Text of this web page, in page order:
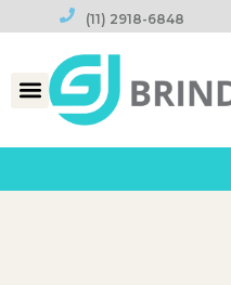
(11) 2918-6848